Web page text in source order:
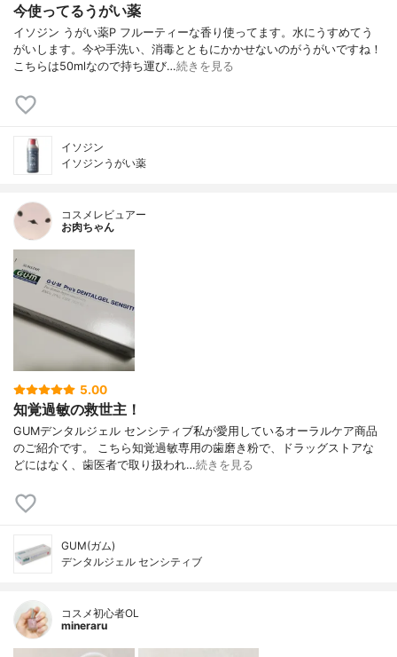
今使ってるうがい薬
イソジン うがい薬P フルーティーな香り使ってます。水にうすめてう
がいします。今や手洗い、消毒とともにかかせないのがうがいですね！
こちらは50mlなので持ち運び…続きを見る
イソジン
イソジンうがい薬
コスメレビュアー
お肉ちゃん
5.00
知覚過敏の救世主！
GUMデンタルジェル センシティブ私が愛用しているオーラルケア商品
のご紹介です。 こちら知覚過敏専用の歯磨き粉で、ドラッグストアな
どにはなく、歯医者で取り扱われ…続きを見る
GUM(ガム)
デンタルジェル センシティブ
コスメ初心者OL
mineraru